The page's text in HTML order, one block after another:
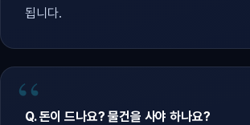
됩니다.
Q. 돈이 드나요? 물건을 사야 하나요?